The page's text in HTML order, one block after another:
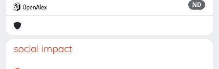
ND
social impact